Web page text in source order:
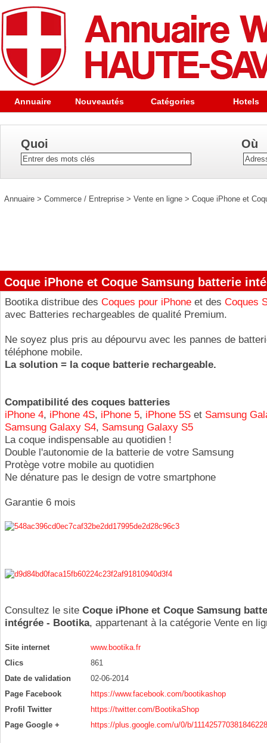
Annuaire Nouveautés Catégories Hotels
Quoi Où
Annuaire > Commerce / Entreprise > Vente en ligne > Coque iPhone et
Coque iPhone et Coque Samsung batterie
Bootika distribue des Coques pour iPhone et des Coques
avec Batteries rechargeables de qualité Premium.
Ne soyez plus pris au dépourvu avec les pannes de
téléphone mobile.
La solution = la coque batterie rechargeable.
Compatibilité des coques batteries
iPhone 4, iPhone 4S, iPhone 5, iPhone 5S et Samsung
Samsung Galaxy S4, Samsung Galaxy S5
La coque indispensable au quotidien !
Double l'autonomie de la batterie de votre Samsung
Protège votre mobile au quotidien
Ne dénature pas le design de votre smartphone
Garantie 6 mois
Consultez le site Coque iPhone et Coque Samsung
intégrée - Bootika, appartenant à la catégorie Vente en
Site internet
www.bootika.fr
Clics
861
Date de validation
02-06-2014
Page Facebook
https://www.facebook.com/bootikashop
Profil Twitter
https://twitter.com/BootikaShop
Page Google +
https://plus.google.com/u/0/b/